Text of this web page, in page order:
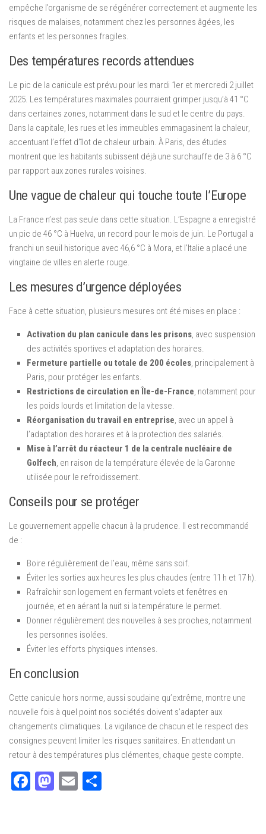
empêche l’organisme de se régénérer correctement et augmente les
risques de malaises, notamment chez les personnes âgées, les
enfants et les personnes fragiles.
Des températures records attendues
Le pic de la canicule est prévu pour les mardi 1er et mercredi 2 juillet
2025. Les températures maximales pourraient grimper jusqu’à 41 °C
dans certaines zones, notamment dans le sud et le centre du pays.
Dans la capitale, les rues et les immeubles emmagasinent la chaleur,
accentuant l’effet d’îlot de chaleur urbain. À Paris, des études
montrent que les habitants subissent déjà une surchauffe de 3 à 6 °C
par rapport aux zones rurales voisines.
Une vague de chaleur qui touche toute l’Europe
La France n’est pas seule dans cette situation. L’Espagne a enregistré
un pic de 46 °C à Huelva, un record pour le mois de juin. Le Portugal a
franchi un seuil historique avec 46,6 °C à Mora, et l’Italie a placé une
vingtaine de villes en alerte rouge.
Les mesures d’urgence déployées
Face à cette situation, plusieurs mesures ont été mises en place :
Activation du plan canicule dans les prisons, avec suspension
des activités sportives et adaptation des horaires.
Fermeture partielle ou totale de 200 écoles, principalement à
Paris, pour protéger les enfants.
Restrictions de circulation en Île-de-France, notamment pour
les poids lourds et limitation de la vitesse.
Réorganisation du travail en entreprise, avec un appel à
l’adaptation des horaires et à la protection des salariés.
Mise à l’arrêt du réacteur 1 de la centrale nucléaire de
Golfech, en raison de la température élevée de la Garonne
utilisée pour le refroidissement.
Conseils pour se protéger
Le gouvernement appelle chacun à la prudence. Il est recommandé
de :
Boire régulièrement de l’eau, même sans soif.
Éviter les sorties aux heures les plus chaudes (entre 11 h et 17 h).
Rafraîchir son logement en fermant volets et fenêtres en
journée, et en aérant la nuit si la température le permet.
Donner régulièrement des nouvelles à ses proches, notamment
les personnes isolées.
Éviter les efforts physiques intenses.
En conclusion
Cette canicule hors norme, aussi soudaine qu’extrême, montre une
nouvelle fois à quel point nos sociétés doivent s’adapter aux
changements climatiques. La vigilance de chacun et le respect des
consignes peuvent limiter les risques sanitaires. En attendant un
retour à des températures plus clémentes, chaque geste compte.
Facebook
Mastodon
Email